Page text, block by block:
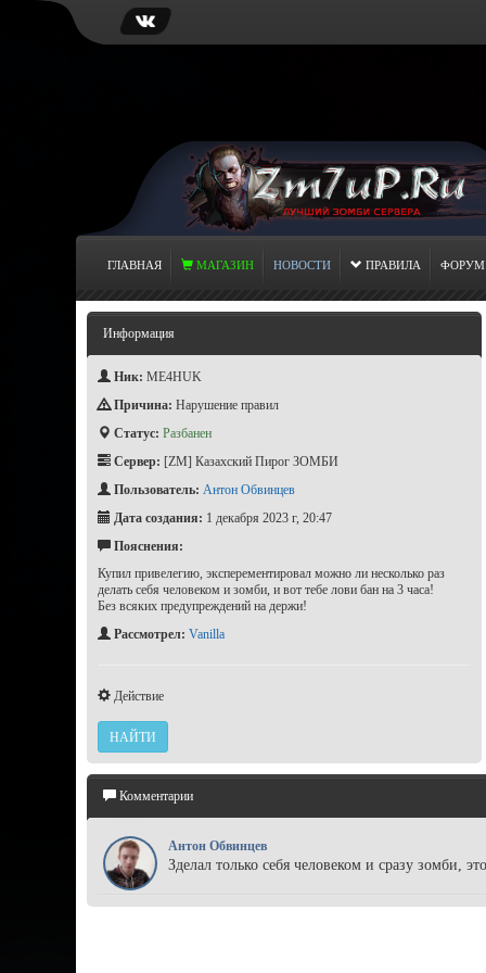
ГЛАВНАЯ МАГАЗИН НОВОСТИ ПРАВИЛА ФОРУМ
Информация
Ник: ME4HUK
Причина: Нарушение правил
Статус: Разбанен
Сервер: [ZM] Казахский Пирог ЗОМБИ
Пользователь: Антон Обвинцев
Дата создания: 1 декабря 2023 г, 20:47
Пояснения:
Купил привелегию, эксперементировал можно ли несколько раз
делать себя человеком и зомби, и вот тебе лови бан на 3 часа!
Без всяких предупреждений на держи!
Рассмотрел: Vanilla
Действие
НАЙТИ
Комментарии
Антон Обвинцев
Зделал только себя человеком и сразу зомби,